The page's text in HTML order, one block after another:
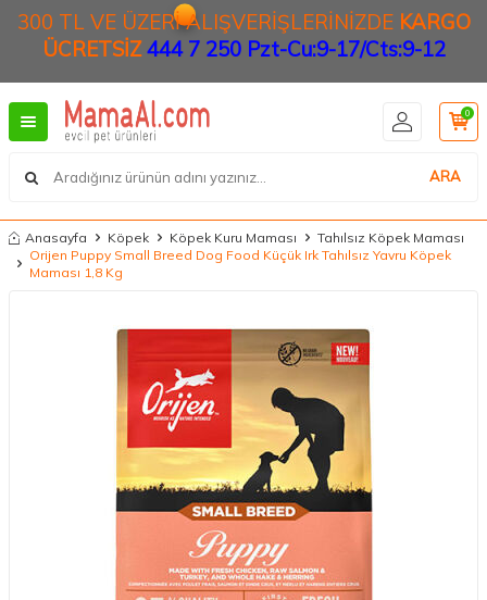
300 TL VE ÜZERİ ALIŞVERİŞLERİNİZDE KARGO
ÜCRETSİZ444 7 250 Pzt-Cu:9-17/Cts:9-12
ARA
0
Anasayfa Köpek Köpek Kuru Maması
Tahılsız Köpek Maması
Orijen Puppy Small Breed Dog Food Küçük Irk Tahılsız Yavru Köpek
Maması 1,8 Kg